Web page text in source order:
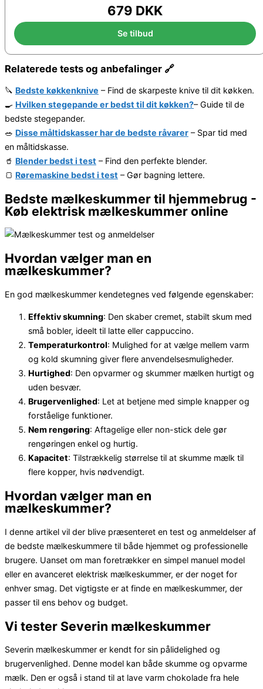
679 DKK
Se tilbud
Relaterede tests og anbefalinger 🔗
🔪 Bedste køkkenknive – Find de skarpeste knive til dit køkken.
🍳 Hvilken stegepande er bedst til dit køkken?– Guide til de
bedste stegepander.
🥗 Disse måltidskasser har de bedste råvarer – Spar tid med
en måltidskasse.
🥤 Blender bedst i test – Find den perfekte blender.
🍞 Røremaskine bedst i test – Gør bagning lettere.
Bedste mælkeskummer til hjemmebrug -
Køb elektrisk mælkeskummer online
Hvordan vælger man en
mælkeskummer?
En god mælkeskummer kendetegnes ved følgende egenskaber:
Effektiv skumning: Den skaber cremet, stabilt skum med
små bobler, ideelt til latte eller cappuccino.
Temperaturkontrol: Mulighed for at vælge mellem varm
og kold skumning giver flere anvendelsesmuligheder.
Hurtighed: Den opvarmer og skummer mælken hurtigt og
uden besvær.
Brugervenlighed: Let at betjene med simple knapper og
forståelige funktioner.
Nem rengøring: Aftagelige eller non-stick dele gør
rengøringen enkel og hurtig.
Kapacitet: Tilstrækkelig størrelse til at skumme mælk til
flere kopper, hvis nødvendigt.
Hvordan vælger man en
mælkeskummer?
I denne artikel vil der blive præsenteret en test og anmeldelser af
de bedste mælkeskummere til både hjemmet og professionelle
brugere. Uanset om man foretrækker en simpel manuel model
eller en avanceret elektrisk mælkeskummer, er der noget for
enhver smag. Det vigtigste er at finde en mælkeskummer, der
passer til ens behov og budget.
Vi tester Severin mælkeskummer
Severin mælkeskummer er kendt for sin pålidelighed og
brugervenlighed. Denne model kan både skumme og opvarme
mælk. Den er også i stand til at lave varm chokolade fra hele